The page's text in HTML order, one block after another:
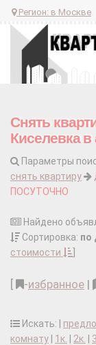
Регион: в Москве
Снять
Киселевка в
Параметры
снять квартиру
ПОСУТОЧНО
Найдено
Сортировка: по
стоимости
-избранное |
Искать: |
комнату
1к. 2к.